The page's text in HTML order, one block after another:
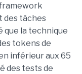
des tâches
que la technique
tokens de
inférieur aux 65
des tests de